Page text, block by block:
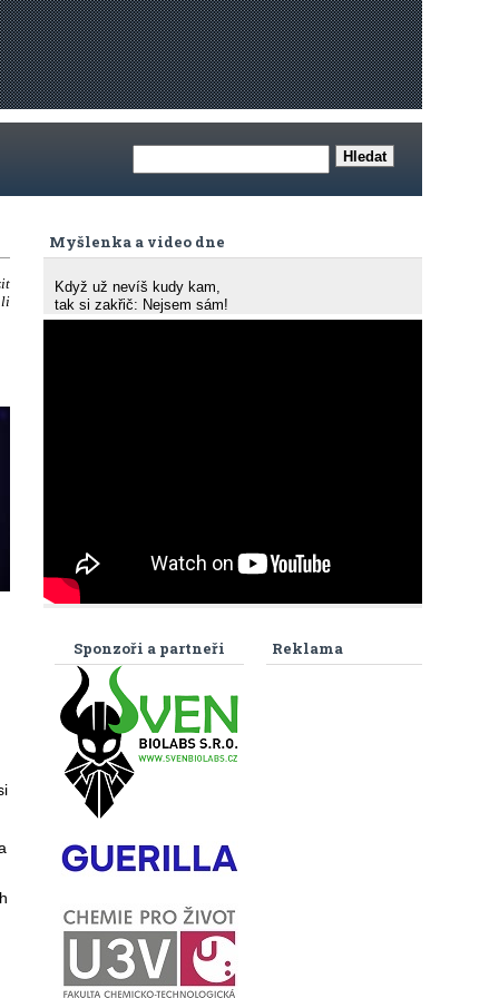
Myšlenka a video dne
Když už nevíš kudy kam,
tak si zakřič: Nejsem sám!
Reklama
Sponzoři a partneři